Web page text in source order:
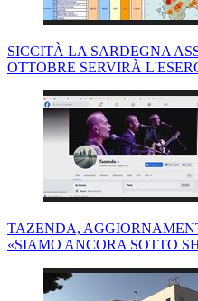
SICCITÀ LA SARDEGNA
OTTOBRE SERVIRÀ
TAZENDA,
«SIAMO ANCORA SOTTO